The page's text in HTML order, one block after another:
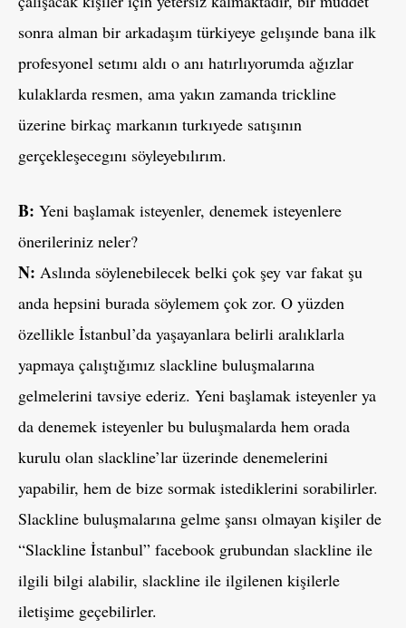
sonra alman bir arkadaşım türkiyeye gelışınde bana ilk
profesyonel setımı aldı o anı hatırlıyorumda ağızlar
kulaklarda resmen, ama yakın zamanda trickline
üzerine birkaç markanın turkıyede satışının
gerçekleşecegını söyleyebılırım.
B: Yeni başlamak isteyenler, denemek isteyenlere
önerileriniz neler?
N: Aslında söylenebilecek belki çok şey var fakat şu
anda hepsini burada söylemem çok zor. O yüzden
özellikle İstanbul’da yaşayanlara belirli aralıklarla
yapmaya çalıştığımız slackline buluşmalarına
gelmelerini tavsiye ederiz. Yeni başlamak isteyenler ya
da denemek isteyenler bu buluşmalarda hem orada
kurulu olan slackline’lar üzerinde denemelerini
yapabilir, hem de bize sormak istediklerini sorabilirler.
Slackline buluşmalarına gelme şansı olmayan kişiler de
“Slackline İstanbul” facebook grubundan slackline ile
ilgili bilgi alabilir, slackline ile ilgilenen kişilerle
iletişime geçebilirler.